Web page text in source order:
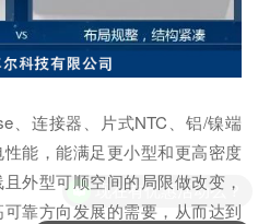
、连接器、片式NTC、铝/镍端
能，能满足更小型和更高密度
外型可顺空间的局限做改变，
靠方向发展的需要，从而达到
现在有优惠活动么？